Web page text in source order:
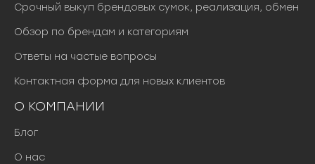
Срочный выкуп брендовых сумок, реализация, обмен
Обзор по брендам и категориям
Ответы на частые вопросы
Контактная форма для новых клиентов
О КОМПАНИИ
Блог
О нас